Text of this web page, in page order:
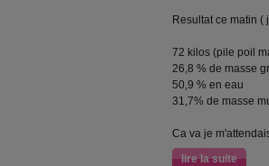
Resultat ce matin
72 kilos (pile poil
26,8 % de masse
50,9 % en eau
31,7% de masse
Ca va je
lire la suite